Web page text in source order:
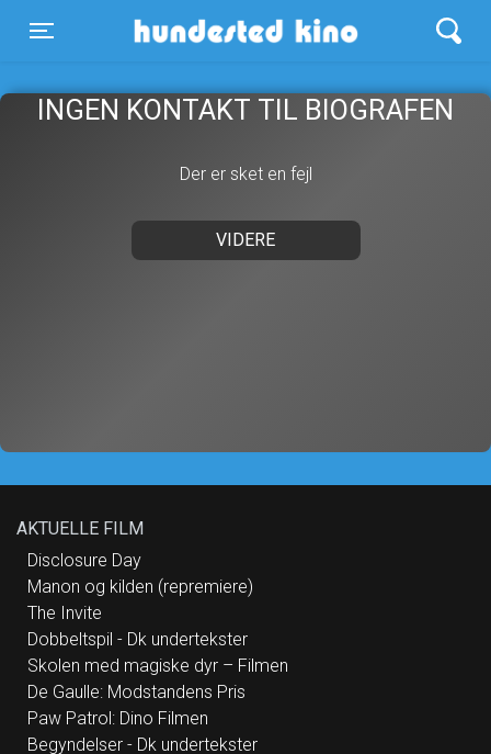
Toggle navigation
Hundested Kino
INGEN KONTAKT TIL BIOGRAFEN
Der er sket en fejl
VIDERE
AKTUELLE FILM
Disclosure Day
Manon og kilden (repremiere)
The Invite
Dobbeltspil - Dk undertekster
Skolen med magiske dyr – Filmen
De Gaulle: Modstandens Pris
Paw Patrol: Dino Filmen
Begyndelser - Dk undertekster